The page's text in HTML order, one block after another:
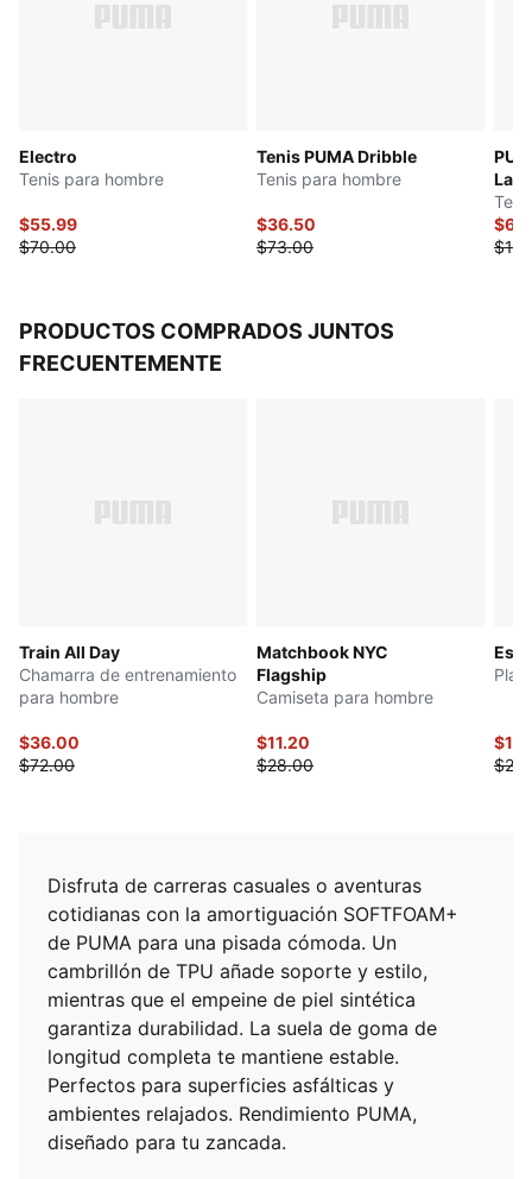
Electro
Tenis para hombre
$55.99
$70.00
Tenis PUMA Dribble
Tenis para hombre
$36.50
$73.00
PRODUCTOS COMPRADOS JUNTOS
FRECUENTEMENTE
Train All Day
Chamarra de entrenamiento
para hombre
$36.00
$72.00
Matchbook NYC
Flagship
Camiseta para hombre
$11.20
$28.00
Disfruta de carreras casuales o aventuras
cotidianas con la amortiguación SOFTFOAM+
de PUMA para una pisada cómoda. Un
cambrillón de TPU añade soporte y estilo,
mientras que el empeine de piel sintética
garantiza durabilidad. La suela de goma de
longitud completa te mantiene estable.
Perfectos para superficies asfálticas y
ambientes relajados. Rendimiento PUMA,
diseñado para tu zancada.